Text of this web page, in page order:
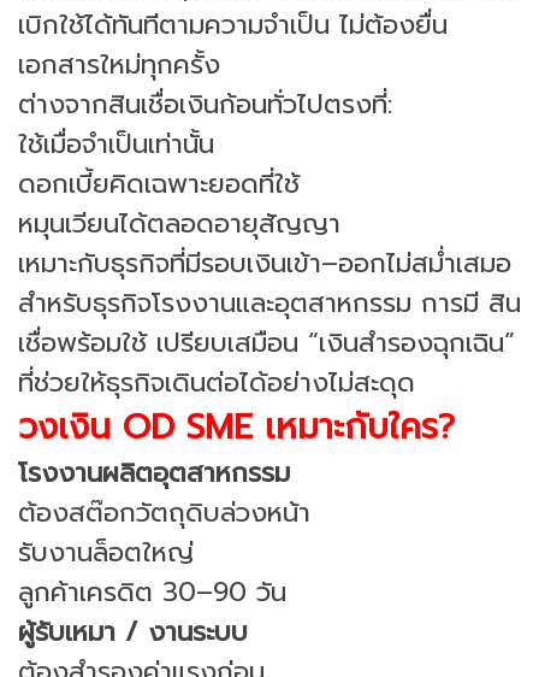
เบิกใช้ได้ทันทีตามความจำเป็น ไม่ต้องยื่น
เอกสารใหม่ทุกครั้ง
ต่างจากสินเชื่อเงินก้อนทั่วไปตรงที่:
ใช้เมื่อจำเป็นเท่านั้น
ดอกเบี้ยคิดเฉพาะยอดที่ใช้
หมุนเวียนได้ตลอดอายุสัญญา
เหมาะกับธุรกิจที่มีรอบเงินเข้า–ออกไม่สม่ำเสมอ
สำหรับธุรกิจโรงงานและอุตสาหกรรม การมี สิน
เชื่อพร้อมใช้ เปรียบเสมือน “เงินสำรองฉุกเฉิน”
ที่ช่วยให้ธุรกิจเดินต่อได้อย่างไม่สะดุด
วงเงิน OD SME เหมาะกับใคร?
โรงงานผลิตอุตสาหกรรม
ต้องสต๊อกวัตถุดิบล่วงหน้า
รับงานล็อตใหญ่
ลูกค้าเครดิต 30–90 วัน
ผู้รับเหมา / งานระบบ